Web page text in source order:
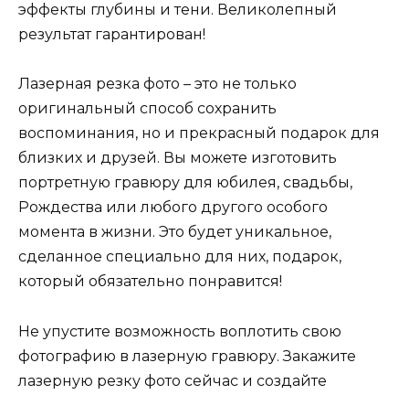
эффекты глубины и тени. Великолепный
результат гарантирован!
Лазерная резка фото – это не только
оригинальный способ сохранить
воспоминания, но и прекрасный подарок для
близких и друзей. Вы можете изготовить
портретную гравюру для юбилея, свадьбы,
Рождества или любого другого особого
момента в жизни. Это будет уникальное,
сделанное специально для них, подарок,
который обязательно понравится!
Не упустите возможность воплотить свою
фотографию в лазерную гравюру. Закажите
лазерную резку фото сейчас и создайте